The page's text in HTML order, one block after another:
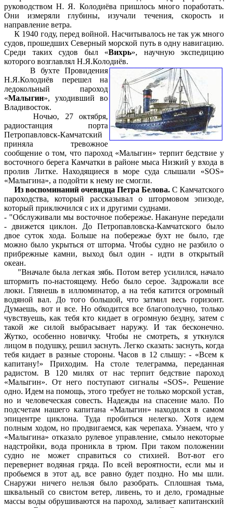
руководством Н. Я. Колодиёва пришлось много поработать.
Они измеряли глубины, изучали течения, скорость и
направление ветра.
К 1940 году, перед войной. Насчитывалось не так уж много
судов, прошедших Северный морской путь в одну навигацию.
Среди таких судов был «Вихрь», научную экспедицию
которого возглавлял Н.Я.Колодиёв.
В бухте Провидения
Н.Я.Колодиёв перешел на
ледокольный пароход
«Малыгин», уходивший во
Владивосток.
Ночью, 27 октября,
радиостанция порта
Петропавловск-Камчатский
приняла тревожное
сообщение о том, что пароход «Малыгин» терпит бедствие у
восточного берега Камчатки в районе мыса Низкий у входа в
пролив Литке. Находящиеся в море суда слышали «SOS»
«Малыгина», а подойти к нему не смогли.
Из воспоминаний очевидца Петра Белова. С Камчатского
пароходства, который рассказывал о штормовом эпизоде,
который приключился с их и другими суднами.
- "Обслуживали мы восточное побережье. Накануне передали
- движется циклон. До Петропавловска-Камчатского было
двое суток хода. Больше на побережье бухт не было, где
можно было укрыться от шторма. Чтобы судно не разбило о
прибрежные камни, выход был один - идти в открытый
океан.
"Вначале была легкая зябь. Потом ветер усилился, начало
штормить по-настоящему. Небо было серое. Задрожали все
люки. Глянешь в иллюминатор, а на тебя катится огромный
водяной вал. До того большой, что затмил весь горизонт.
Думаешь, вот и все. Но обходится все благополучно, только
чувствуешь, как тебя кто кидает в огромную бездну, затем с
такой же силой выбрасывает наружу. И так бесконечно.
Жутко, особенно новичку. Чтобы не смотреть, я уткнулся
лицом в подушку, решил заснуть. Легко сказать: заснуть, когда
тебя кидает в разные стороны. Часов в 12 слышу: - «Всем к
капитану!» Приходим. На столе телеграмма, переданная
радистом. В 120 милях от нас терпит бедствие пароход
«Малыгин». От него поступают сигналы «SOS». Решение
одно. Идем на помощь, этого требует не только морской устав,
но и человеческая совесть. Надежды на спасение мало. По
подсчетам нашего капитана «Малыгин» находился в самом
эпицентре циклона. Туда пробиться нелегко. Хотя идем
полным ходом, но продвигаемся, как черепаха. Узнаем, что у
«Малыгина» отказало рулевое управление, смыло некоторые
надстройки, вода проникла в трюм. При таком положении
судно не может справиться со стихией. Вот-вот его
перевернет водяная гряда. По всей вероятности, если мы и
пробьемся в этот ад, все равно будет поздно. Но мы шли.
Снаружи ничего нельзя было разобрать. Сплошная тьма,
шквальный со свистом ветер, ливень, то и дело, громадные
массы воды обрушиваются на пароход, заливает капитанский